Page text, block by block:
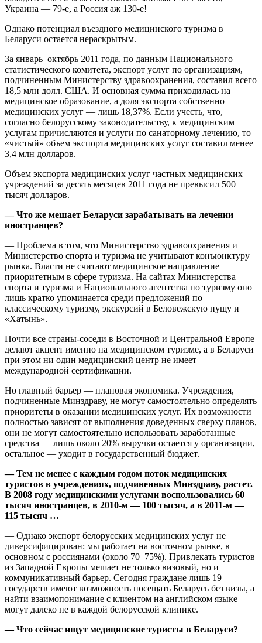
Украина — 79-е, а Россия аж 130-е!
Однако потенциал въездного медицинского туризма в
Беларуси остается нераскрытым.
За январь–октябрь 2011 года, по данным Национального
статистического комитета, экспорт услуг по организациям,
подчиненным Министерству здравоохранения, составил всего
18,5 млн долл. США. И основная сумма приходилась на
медицинское образование, а доля экспорта собственно
медицинских услуг — лишь 18,37%. Если учесть, что,
согласно белорусскому законодательству, к медицинским
услугам причисляются и услуги по санаторному лечению, то
«чистый» объем экспорта медицинских услуг составил менее
3,4 млн долларов.
Объем экспорта медицинских услуг частных медицинских
учреждений за десять месяцев 2011 года не превысил 500
тысяч долларов.
— Что же мешает Беларуси зарабатывать на лечении
иностранцев?
— Проблема в том, что Министерство здравоохранения и
Министерство спорта и туризма не учитывают конъюнктуру
рынка. Власти не считают медицинское направление
приоритетным в сфере туризма. На сайтах Министерства
спорта и туризма и Национального агентства по туризму оно
лишь кратко упоминается среди предложений по
классическому туризму, экскурсий в Беловежскую пущу и
«Хатынь».
Почти все страны-соседи в Восточной и Центральной Европе
делают акцент именно на медицинском туризме, а в Беларуси
при этом ни один медицинский центр не имеет
международной сертификации.
Но главный барьер — плановая экономика. Учреждения,
подчиненные Минздраву, не могут самостоятельно определять
приоритеты в оказании медицинских услуг. Их возможности
полностью зависят от выполнения доведенных сверху планов,
они не могут самостоятельно использовать заработанные
средства — лишь около 20% выручки остается у организации,
остальное — уходит в государственный бюджет.
— Тем не менее с каждым годом поток медицинских
туристов в учреждениях, подчиненных Минздраву, растет.
В 2008 году медицинскими услугами воспользовались 60
тысяч иностранцев, в 2010-м — 100 тысяч, а в 2011-м —
115 тысяч …
— Однако экспорт белорусских медицинских услуг не
диверсифицирован: мы работает на восточном рынке, в
основном с россиянами (около 70–75%). Привлекать туристов
из Западной Европы мешает не только визовый, но и
коммуникативный барьер. Сегодня граждане лишь 19
государств имеют возможность посещать Беларусь без визы, а
найти взаимопонимание с клиентом на английском языке
могут далеко не в каждой белорусской клинике.
— Что сейчас ищут медицинские туристы в Беларуси?